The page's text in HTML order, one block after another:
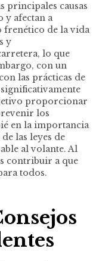
principales causas
y afectan a
frenético de la vida
y
lo que
con un
las prácticas de
proporcionar
los
en la importancia
las leyes de
al volante. Al
contribuir a que
todos.